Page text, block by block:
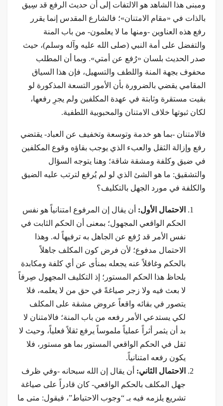
ومبنى هذا الشاهد هو الالتفات إلى أن حديث الرفع قد سِيق
بالذات في «مقام الامتنان»؛ فالشارع المقدس إنما يقرر
رفع هذه العناوین -ومنها ما لا يعلمون- من باب المنة
والتفضل على أمة النبي (صلى الله عليه وآله وسلم)، حيث
صدر الحديث بلسان «رُفع عن أمتي». وبما أن المطلب
محفوف بجهة المنة واللطف والتسهيل، فإن هذا السياق
المقامي يقضي بالضرورة بأن الأمور التسعة المذكورة لو
بقيت مستقرة وثابتة في عهدة المكلفين ولم يجرِ رفعها،
لكان ثبوتها خلاف الامتنان والمحبوبية اللطفية.
فالامتنان -بما هو خدمة وتوسعة وتخفيف عن العباد- يقتضي
رفع وإزالة الثقل والعبء الذي يوجب بقاؤه وقوع المكلفين
في ضيق وكلفة ومشقة شاقة؛ وهنا يتوجه السؤال
والتشقيق: ما هو الشئ الذي لو لم يُرفع لترتب عليه الضيق
والكلفة في مورد الجهل بالتكليف؟
الاحتمال الأول: أن يقال إن المرفوع امتنانياً هو نفس
الحكم الواقعي المجهول؛ بمعنى أن الحكم الثابت في
نفس الأمر قد رُفع عن الجاهل به ترفيهاً له. وهذا
الاحتمال مدفوع؛ لأن فرض كون المكلف جاهلاً
بالحكم وغافلاً عنه يجعله بمنأى عن أي كلفة ومكابدة
بلحاظ هذا الحكم المستور؛ إذ التكليف المجهول صِرفاً
لا بعث فيه ولا زجر صیاغةً في حق من لا يعلمه، فلا
يتصور في بقائه واقعاً عروض مشقة على المكلف
لكي يستدعي الأمر رفعه من باب المنة؛ فالامتنان لا
بد أن يثمر أثراً عملياً ملموساً يرفع ثقلاً فعلياً، وحيث لا
ثقل في الحكم الواقعي المستور بما هو مستور، فلا
يكون رفعه امتنانياً.
الاحتمال الثاني: أن يقال إن الله سبحانه -وفي ظرف
جهل المكلف بالحكم الواقعي- كان قادراً على صياغة
تشريع يلزمه فيه بـ “وجوب الاحتياط”، فيقول: متى ما